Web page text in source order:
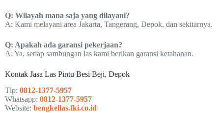
Q: Wilayah mana saja yang dilayani?
A: Kami melayani area Jakarta, Tangerang, Depok, dan sekitarnya.
Q: Apakah ada garansi pekerjaan?
A: Ya, setiap sambungan las kami berikan garansi ketahanan.
Kontak Jasa Las Pintu Besi Beji, Depok
Tlp: 0812-1377-5957
Whatsapp: 0812-1377-5957
Website: bengkellas.fki.co.id